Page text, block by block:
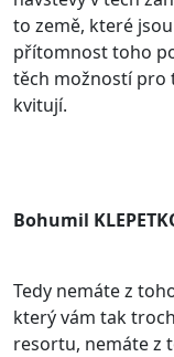
to země, které
přítomnost toho
těch možností pro
kvitují.
Bohumil
Tedy nemáte z
který vám tak
resortu, nemáte z